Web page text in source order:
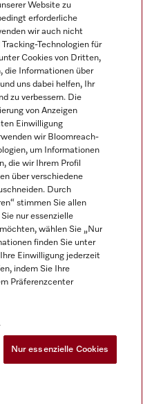
auf LinkedIn
Website zu
erforderliche
wir auch nicht
Technologien für
Cookies von Dritten,
die Informationen über
uns dabei helfen, Ihr
zu verbessern. Die
von Anzeigen
Einwilligung
wir Bloomreach-
um Informationen
die wir Ihrem Profil
über verschiedene
Durch
stimmen Sie allen
nur essenzielle
wählen Sie „Nur
finden Sie unter
Einwilligung jederzeit
indem Sie Ihre
Präferenzcenter
Nur essenzielle Cookies